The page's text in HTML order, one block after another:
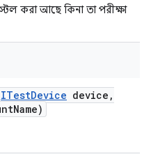
করা আছে কিনা তা পরীক্ষা
ITestDevice device ,
Name)